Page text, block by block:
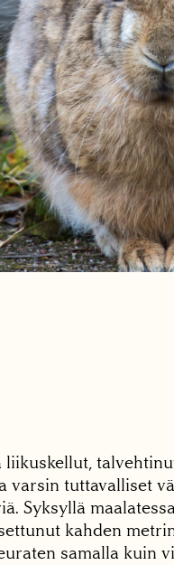
liikuskellut,
varsin tuttavalliset
Syksyllä
kahden
samalla kuin